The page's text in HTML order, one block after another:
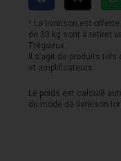
BASS
-
CMD
Players
School
combo
¹ La livraison est
de 30 kg sont à retirer
Trégueux.
Il s’agit de produits
et amplificateurs.
Le poids est calculé
du mode de livraison